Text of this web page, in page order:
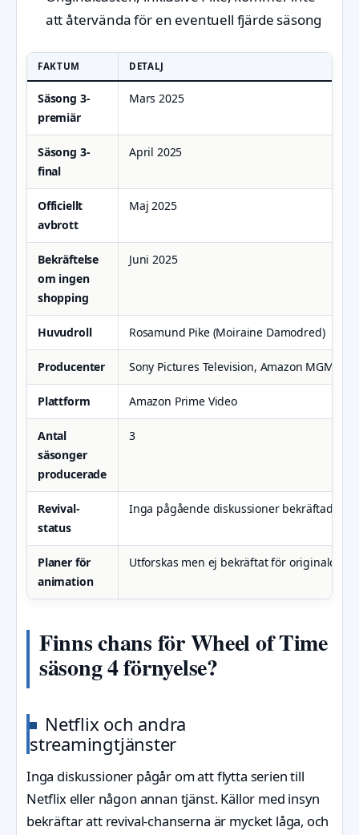
att återvända för en eventuell fjärde säsong
FAKTUM DETALJ
Säsong 3-
premiär
Mars 2025
Säsong 3-
final
April 2025
Officiellt
avbrott
Maj 2025
Bekräftelse
om ingen
shopping
Juni 2025
Huvudroll Rosamund Pike (Moiraine Damodred)
Producenter Sony Pictures Television, Amazon MGM
Plattform Amazon Prime Video
Antal
säsonger
producerade
3
Revival-
status
Inga pågående diskussioner bekräftade
Planer för
animation
Utforskas men ej bekräftat för originalcast
Finns chans för Wheel of Time
säsong 4 förnyelse?
Netflix och andra
streamingtjänster
Inga diskussioner pågår om att flytta serien till
Netflix eller någon annan tjänst. Källor med insyn
bekräftar att revival-chanserna är mycket låga, och